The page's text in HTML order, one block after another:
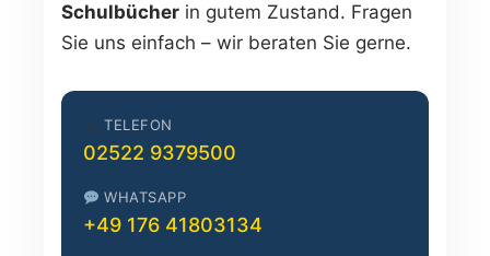
Schulbücher in gutem Zustand. Fragen
Sie uns einfach – wir beraten Sie gerne.
TELEFON
02522 9379500
WHATSAPP
+49 176 41803134